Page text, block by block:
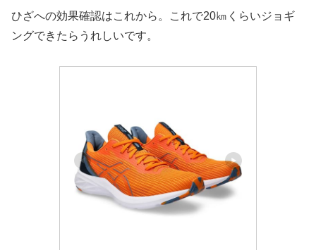
ひざへの効果確認はこれから。これで20㎞くらいジョギ
ングできたらうれしいです。